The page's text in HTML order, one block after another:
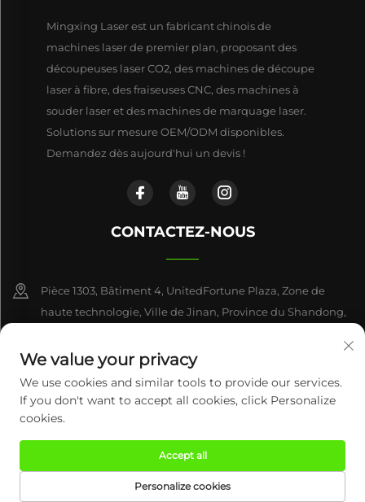
Mingxing Laser est un fabricant chinois de
machines laser de premier plan, proposant des
découpeuses laser CO2, des machines de découpe
laser à fibre, des fraiseuses CNC, des machines à
souder laser et des machines de marquage laser.
Solutions sur mesure OEM/ODM disponibles.
Demandez dès aujourd'hui un devis !
CONTACTEZ-NOUS
Pièce 1303, Bâtiment 4, UnitedFortune Plaza, Zone de
haute technologie, Ville de Jinan, Province du Shandong,
+86-17863846870
[email protected]
Tous droits réservés © 2026 Century Mingxing (Jinan) Intelligent
Technology Co., Ltd. Politique de confidentialité
We value your privacy
We use cookies and similar tools to provide our services.
If you don't want to accept all cookies, click Personalize
cookies.
Personalize cookies
Accept all